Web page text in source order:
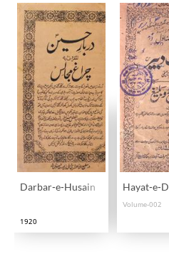
Darbar-e-Husain
1920
Hayat-e-
Volume-002